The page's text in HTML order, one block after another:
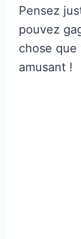
Pensez
pouvez
chose que
amusant !